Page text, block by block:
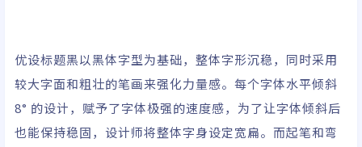
优设标题黑以黑体字型为基础，整体字形沉稳，同时采用
较大字面和粗壮的笔画来强化力量感。每个字体水平倾斜
8° 的设计，赋予了字体极强的速度感，为了让字体倾斜后
也能保持稳固，设计师将整体字身设定宽扁。而起笔和弯